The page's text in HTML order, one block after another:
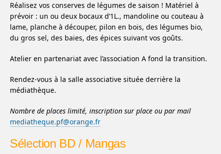
Réalisez vos conserves de légumes de saison ! Matériel à
prévoir : un ou deux bocaux d’1L., mandoline ou couteau à
lame, planche à découper, pilon en bois, des légumes bio,
du gros sel, des baies, des épices suivant vos goûts.
Atelier en partenariat avec l’association A fond la transition.
Rendez-vous à la salle associative située derrière la
médiathèque.
Nombre de places limité, inscription sur place ou par mail
mediatheque.pf@orange.fr
Sélection BD / Mangas